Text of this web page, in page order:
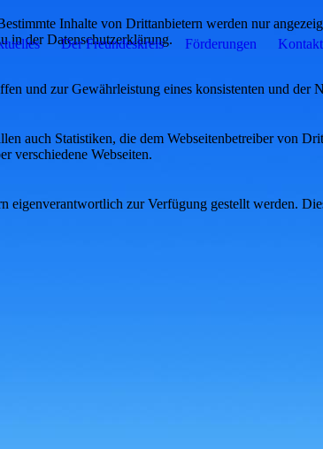
Der Freundeskreis Förderungen Kontakt
Inhalte von Drittanbietern werden nur
in der Datenschutzerklärung.
und zur Gewährleistung eines konsistenten und der
auch Statistiken, die dem Webseitenbetreiber von
verschiedene Webseiten.
zur Verfügung gestellt werden.